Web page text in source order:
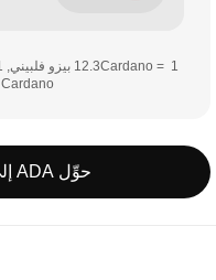
Cardano‏‏
حوِّل ADA إلى PHP